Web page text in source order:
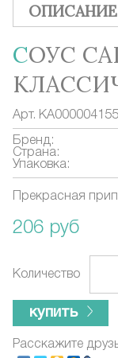
ОПИСАНИЕ
СОУС САЦЕБЕЛИ
Арт. КА000004155
Бренд:
Страна:
Упаковка:
Прекрасная
206 руб
Количество
купить
Расскажите